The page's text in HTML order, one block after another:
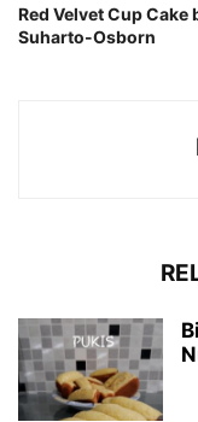
Red Velvet Cup Cake
Suharto-Osborn